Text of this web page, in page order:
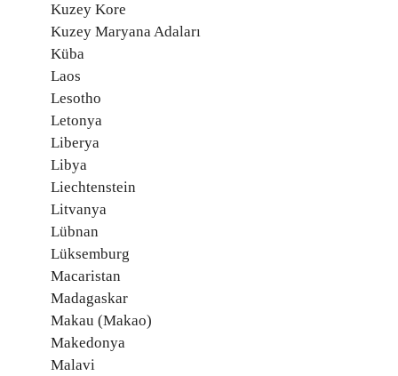
Kuzey Kore
Kuzey Maryana Adaları
Küba
Laos
Lesotho
Letonya
Liberya
Libya
Liechtenstein
Litvanya
Lübnan
Lüksemburg
Macaristan
Madagaskar
Makau (Makao)
Makedonya
Malavi